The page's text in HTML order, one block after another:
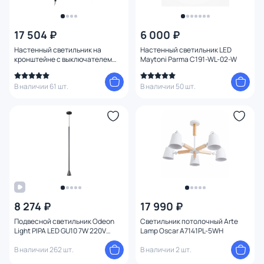
17 504 ₽
Настенный светильник на
кронштейне с выключателем
В наличии 61 шт.
6 000 ₽
Настенный светильник LED
Maytoni Parma C191-WL-02-W
В наличии 50 шт.
8 274 ₽
Подвесной светильник Odeon
Light PIPA LED GU10 7W 220V
В наличии 262 шт.
17 990 ₽
Светильник потолочный Arte
Lamp Oscar A7141PL-5WH
В наличии 2 шт.
Стиль 1
Страна
Тип помещения
Форма
Форма плафона